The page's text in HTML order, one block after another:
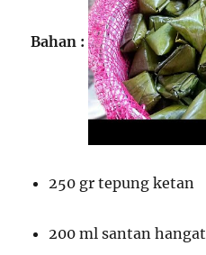
Bahan :
250 gr tepung ketan
200 ml santan hangat